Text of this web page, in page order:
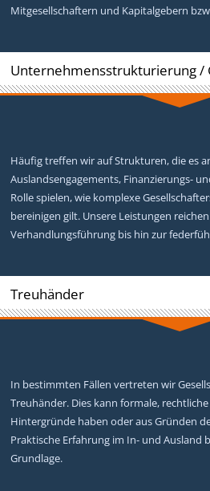
Mitgesellschaftern und Kapitalgebern
Unternehmensstrukturierung /
Häufig treffen wir auf Strukturen, die es
Auslandsengagements, Finanzierungs-
Rolle spielen, wie komplexe
bereinigen gilt. Unsere Leistungen
Verhandlungsführung bis hin zur
Treuhänder
In bestimmten Fällen vertreten wir
Treuhänder. Dies kann formale,
Hintergründe haben oder aus Gründen
Praktische Erfahrung im In- und Ausland
Grundlage.